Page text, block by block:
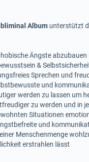
Album unterstützt
Ängste
&
Sprechen und
und
werden zu lassen um
zu werden und in
Situationen
und
Menschenmenge
erstrahlen lässt